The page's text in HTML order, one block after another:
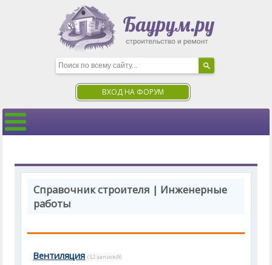
ВХОД НА ФОРУМ
Справочник строителя | Инженерные
работы
Вентиляция (52 записей)